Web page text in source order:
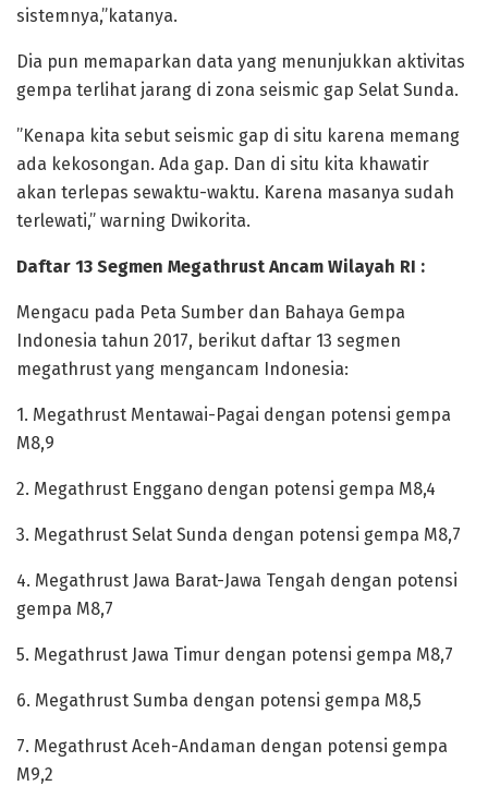
sistemnya,”katanya.
‎Dia pun memaparkan data yang menunjukkan aktivitas
gempa terlihat jarang di zona seismic gap Selat Sunda.
‎”Kenapa kita sebut seismic gap di situ karena memang
ada kekosongan. Ada gap. Dan di situ kita khawatir
akan terlepas sewaktu-waktu. Karena masanya sudah
terlewati,” warning Dwikorita.
‎Daftar 13 Segmen Megathrust Ancam Wilayah RI :
‎Mengacu pada Peta Sumber dan Bahaya Gempa
Indonesia tahun 2017, berikut daftar 13 segmen
megathrust yang mengancam Indonesia:
‎1. Megathrust Mentawai-Pagai dengan potensi gempa
M8,9
‎2. Megathrust Enggano dengan potensi gempa M8,4
‎3. Megathrust Selat Sunda dengan potensi gempa M8,7
‎4. Megathrust Jawa Barat-Jawa Tengah dengan potensi
gempa M8,7
‎5. Megathrust Jawa Timur dengan potensi gempa M8,7
‎6. Megathrust Sumba dengan potensi gempa M8,5
‎7. Megathrust Aceh-Andaman dengan potensi gempa
M9,2